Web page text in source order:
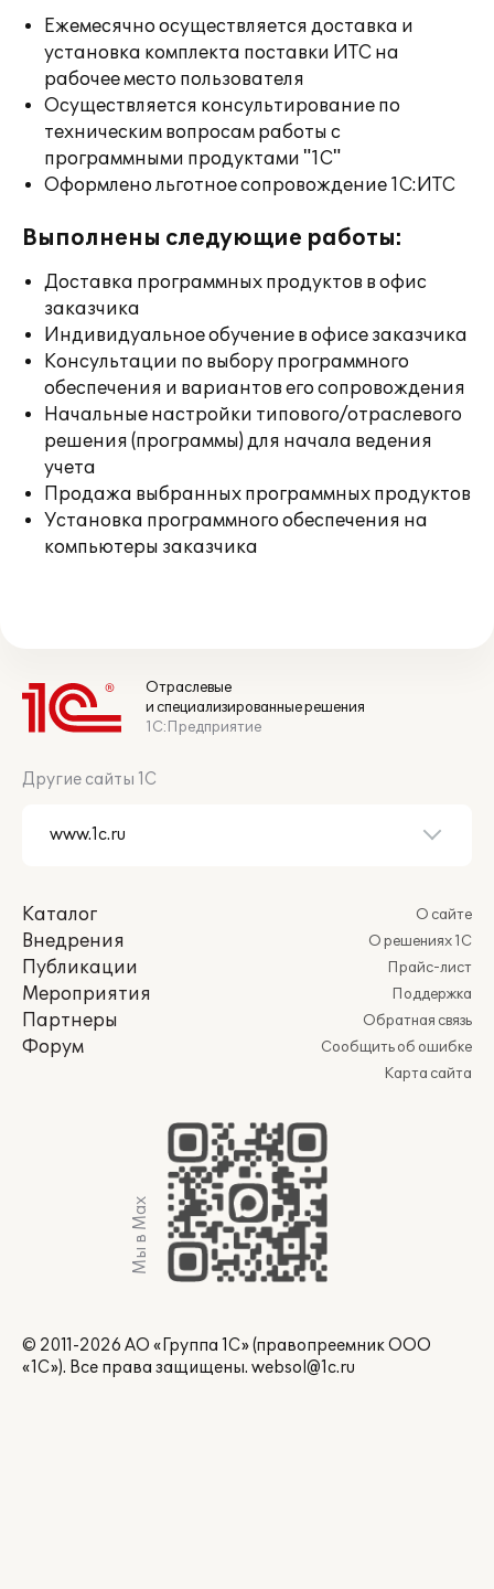
Ежемесячно осуществляется доставка и
установка комплекта поставки ИТС на
рабочее место пользователя
Осуществляется консультирование по
техническим вопросам работы с
программными продуктами "1С"
Оформлено льготное сопровождение 1С:ИТС
Выполнены следующие работы:
Доставка программных продуктов в офис
заказчика
Индивидуальное обучение в офисе заказчика
Консультации по выбору программного
обеспечения и вариантов его сопровождения
Начальные настройки типового/отраслевого
решения (программы) для начала ведения
учета
Продажа выбранных программных продуктов
Установка программного обеспечения на
компьютеры заказчика
Отраслевые
и специализированные решения
1С:Предприятие
Другие сайты 1С
Каталог
Внедрения
Публикации
Мероприятия
Партнеры
Форум
О сайте
О решениях 1С
Прайс-лист
Поддержка
Обратная связь
Сообщить об ошибке
Карта сайта
Мы в Max
© 2011-2026 АО «Группа 1С» (правопреемник ООО
«1С»). Все права защищены. websol@1c.ru